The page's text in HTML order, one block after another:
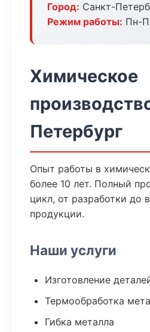
Город: Санкт-
Режим работы: Пн-
Химическое
Петербург
Опыт работы в
более 10 лет. Полный
цикл, от разработки до
продукции.
Наши услуги
Изготовление
Термообработка
Гибка металла